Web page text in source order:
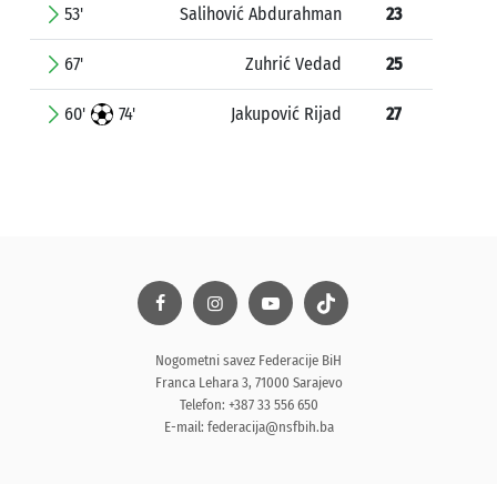
53' Salihović Abdurahman 23
67' Zuhrić Vedad 25
60' 74' Jakupović Rijad 27
Nogometni savez Federacije BiH
Franca Lehara 3, 71000 Sarajevo
Telefon: +387 33 556 650
E-mail: federacija@nsfbih.ba